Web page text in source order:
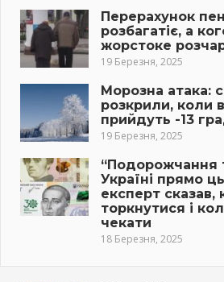
Перерахунок
розбагатіє, а
жорстоке
19 Березня, 2025
Морозна атака:
розкрили, коли
прийдуть -13
19 Березня, 2025
“Подорожчання
Україні прямо
експерт сказав,
торкнутися і
чекати
18 Березня, 2025